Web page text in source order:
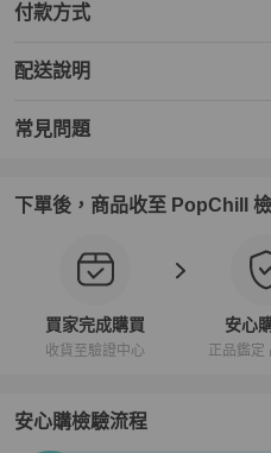
付款方式
配送說明
常見問題
下單後，商品收至 PopChill
買家完成購買
收貨至驗證中心
安心
正品鑑定
安心購檢驗流程